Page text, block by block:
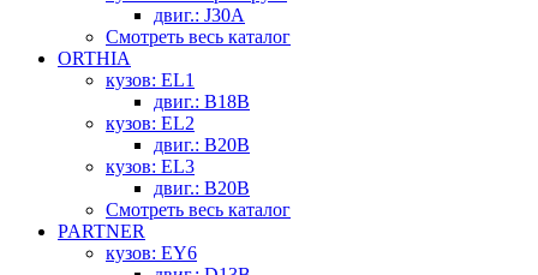
двиг.: J30A
Смотреть весь каталог
ORTHIA
кузов: EL1
двиг.: B18B
кузов: EL2
двиг.: B20B
кузов: EL3
двиг.: B20B
Смотреть весь каталог
PARTNER
кузов: EY6